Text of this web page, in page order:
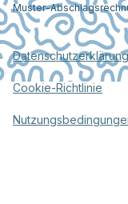
Muster-
Datenschutzerklärung
Cookie-Richtlinie